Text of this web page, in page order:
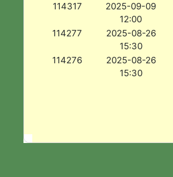
114317
2025-09-09
12:00
114277
2025-08-26
15:30
114276
2025-08-26
15:30